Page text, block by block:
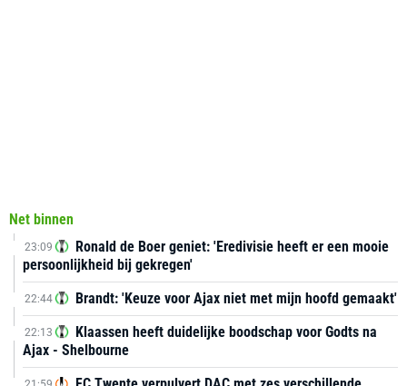
Net binnen
23:09
Ronald de Boer geniet: 'Eredivisie heeft er een mooie
persoonlijkheid bij gekregen'
22:44 Brandt: 'Keuze voor Ajax niet met mijn hoofd gemaakt'
22:13
Klaassen heeft duidelijke boodschap voor Godts na
Ajax - Shelbourne